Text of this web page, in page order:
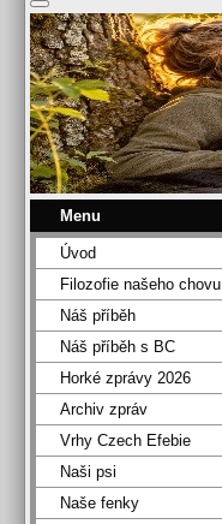
Menu
Úvod
Filozofie našeho chovu
Náš příběh
Náš příběh s BC
Horké zprávy 2026
Archiv zpráv
Vrhy Czech Efebie
Naši psi
Naše fenky